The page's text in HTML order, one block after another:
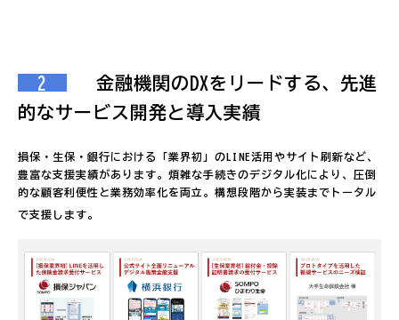
2
   金融機関のDXをリードする、先進
的なサービス開発と導入実績
損保・生保・銀行における「業界初」のLINE活用やサイト刷新など、
豊富な支援実績があります。煩雑な手続きのデジタル化により、圧倒
的な顧客利便性と業務効率化を両立。構想段階から実装までトータル
で支援します。